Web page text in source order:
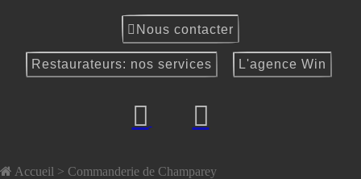
Nous contacter
Restaurateurs: nos services L'agence Win
Accueil > Commanderie de Champarey